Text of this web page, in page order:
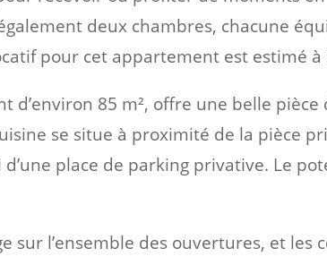
deux chambres, chacune
pour cet appartement est estimé à
d’environ 85 m², offre une belle
se situe à proximité de la pièce
place de parking privative. Le
sur l’ensemble des ouvertures, et les